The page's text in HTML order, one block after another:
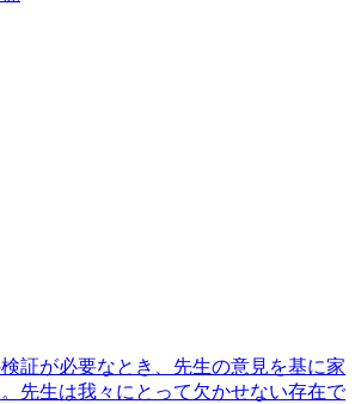
証が必要なとき、先生の意見を基に家
先生は我々にとって欠かせない存在で